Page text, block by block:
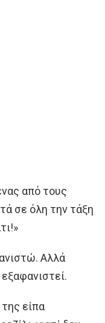
από τους
σε όλη την τάξη
Αλλά
είπα